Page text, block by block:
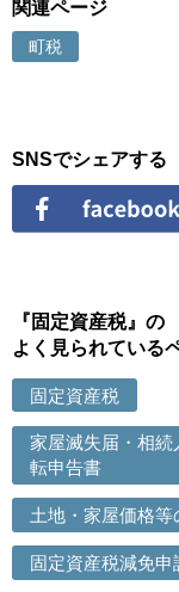
関連ページ
町税
SNSでシェアする
『固定資産税』の
よく見られている
固定資産税
家屋滅失届・相
転申告書
土地・家屋価格
固定資産税減免申